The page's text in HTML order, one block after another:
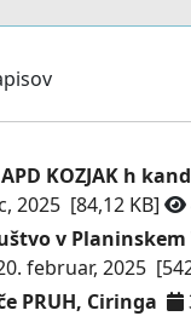
KOZJAK h
2025 [84,12 KB]
v
februar, 2025
PRUH, Ciringa